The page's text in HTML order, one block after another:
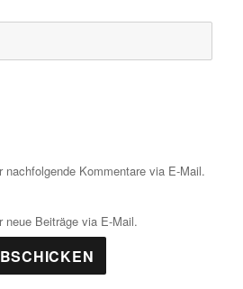
nachfolgende Kommentare via E-Mail.
neue Beiträge via E-Mail.